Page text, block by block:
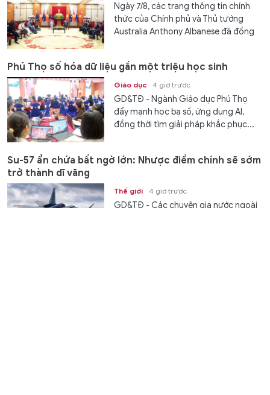
Ngày 7/8, các trang thông tin chính
thức của Chính phủ và Thủ tướng
Australia Anthony Albanese đã đồng
của...
Phú Thọ số hóa dữ liệu gần một triệu học sinh
Giáo dục 4 giờ trước
GD&TĐ - Ngành Giáo dục Phú Thọ
đẩy mạnh học bạ số, ứng dụng AI,
đồng thời tìm giải pháp khắc phục...
Su-57 ẩn chứa bất ngờ lớn: Nhược điểm chính sẽ sớm
trở thành dĩ vãng
Thế giới 4 giờ trước
GD&TĐ - Các chuyên gia nước ngoài